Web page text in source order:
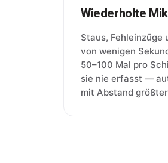
Wiederholte
Staus, Fehleinzüge
von wenigen
50–100 Mal pro
sie nie erfasst —
mit Abstand